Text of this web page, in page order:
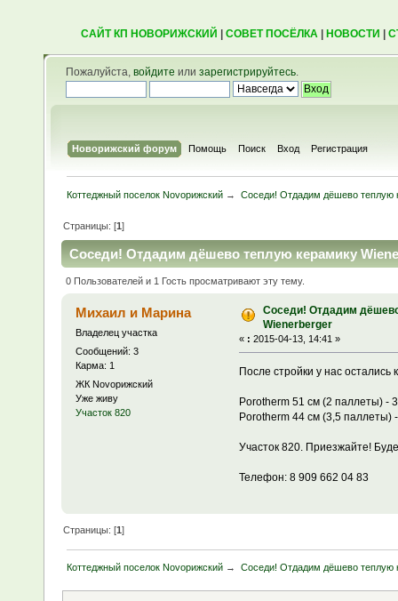
САЙТ КП НОВОРИЖСКИЙ СОВЕТ ПОСЁЛКА| НОВОСТИ
Пожалуйста, войдите или зарегистрируйтесь.
Новорижский форум Помощь Поиск Вход Регистрация
Коттеджный поселок Novoрижский → Соседи! Отдадим дёшево теплую
Страницы: [1]
Соседи! Отдадим дёшево теплую керамику
0 Пользователей и 1 Гость просматривают эту тему.
Михаил и Марина
Владелец участка
Сообщений: 3
Карма: 1
ЖК Novoрижский
Уже живу
Участок 820
Соседи! Отдадим
Wienerberger
« : 2015-04-13, 14:41 »
После стройки у нас остались
Porotherm 51 см (2 паллеты) -
Porotherm 44 см (3,5 паллеты)
Участок 820. Приезжайте!
Телефон: 8 909 662 04 83
Страницы: [1]
Коттеджный поселок Novoрижский → Соседи! Отдадим дёшево теплую